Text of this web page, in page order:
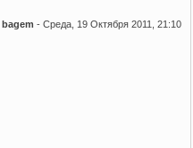
bagem - Среда, 19 Октября 2011, 21:10